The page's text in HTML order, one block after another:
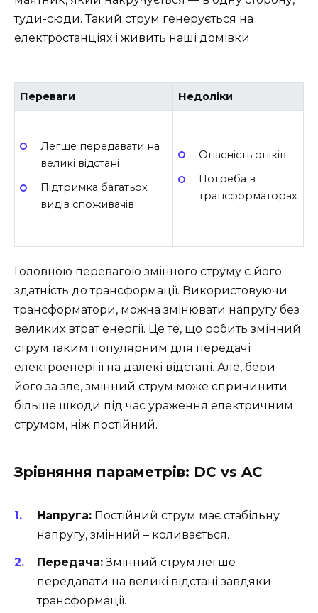
туди-сюди. Такий струм генерується на
електростанціях і живить наші домівки.
Переваги Недоліки
Легше передавати на
великі відстані
Підтримка багатьох
видів споживачів
Опасність опіків
Потреба в
трансформаторах
Головною перевагою змінного струму є його
здатність до трансформації. Використовуючи
трансформатори, можна змінювати напругу без
великих втрат енергії. Це те, що робить змінний
струм таким популярним для передачі
електроенергії на далекі відстані. Але, бери
його за зле, змінний струм може спричинити
більше шкоди під час ураження електричним
струмом, ніж постійний.
Зрівняння параметрів: DC vs AC
Напруга: Постійний струм має стабільну
напругу, змінний – коливається.
Передача:Змінний струм легше
передавати на великі відстані завдяки
трансформації.